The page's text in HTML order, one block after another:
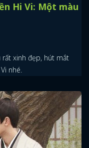
Hi Vi: Một màu
rất xinh đẹp, hút mắt
nhé.